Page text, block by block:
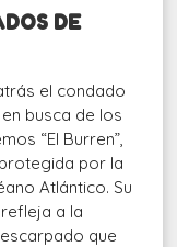
DE
el condado
busca de los
“El Burren”,
por la
Atlántico. Su
a la
que